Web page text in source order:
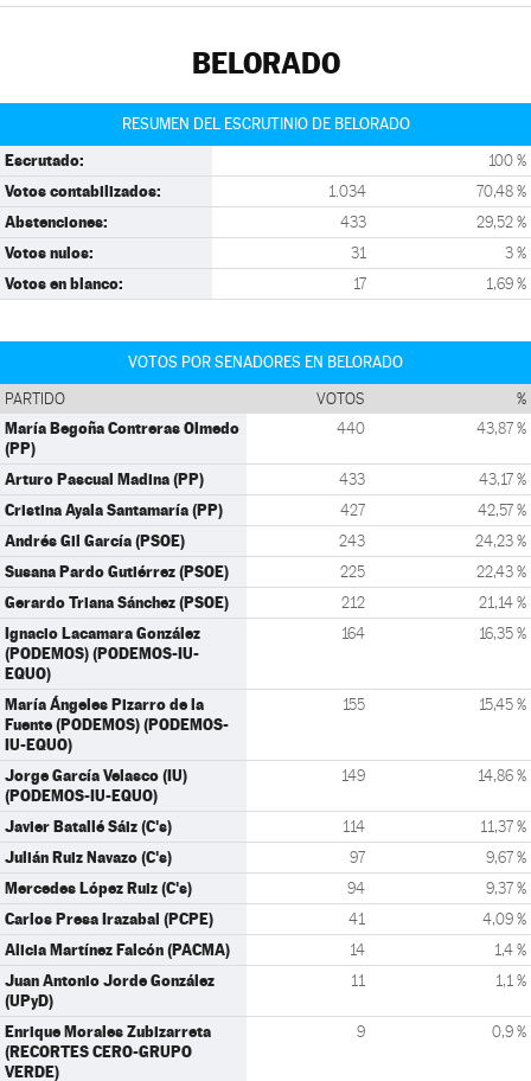
BELORADO
RESUMEN DEL ESCRUTINIO DE BELORADO
Escrutado: 100 %
Votos contabilizados: 1.034 70,48 %
Abstenciones: 433 29,52 %
Votos nulos: 31 3 %
Votos en blanco: 17 1,69 %
VOTOS POR SENADORES EN BELORADO
PARTIDO VOTOS %
María Begoña Contreras Olmedo
(PP)
440 43,87 %
Arturo Pascual Madina (PP) 433 43,17 %
Cristina Ayala Santamaría (PP) 427 42,57 %
Andrés Gil García (PSOE) 243 24,23 %
Susana Pardo Gutiérrez (PSOE) 225 22,43 %
Gerardo Triana Sánchez (PSOE) 212 21,14 %
Ignacio Lacamara González
(PODEMOS) (PODEMOS-IU-
EQUO)
164 16,35 %
María Ángeles Pizarro de la
Fuente (PODEMOS) (PODEMOS-
IU-EQUO)
155 15,45 %
Jorge García Velasco (IU)
(PODEMOS-IU-EQUO)
149 14,86 %
Javier Batallé Sáiz (C's) 114 11,37 %
Julián Ruiz Navazo (C's) 97 9,67 %
Mercedes López Ruiz (C's) 94 9,37 %
Carlos Presa Irazabal (PCPE) 41 4,09 %
Alicia Martínez Falcón (PACMA) 14 1,4 %
Juan Antonio Jorde González
(UPyD)
11 1,1 %
Enrique Morales Zubizarreta
(RECORTES CERO-GRUPO
VERDE)
9 0,9 %